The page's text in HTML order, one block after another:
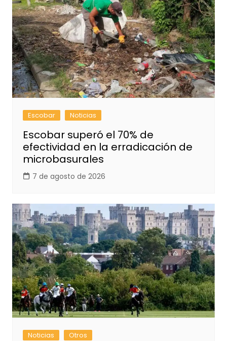
Escobar Noticias
Escobar superó el 70% de
efectividad en la erradicación de
microbasurales
7 de agosto de 2026
Noticias Otros